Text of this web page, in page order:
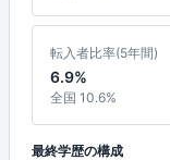
転入者比率(5年間)
6.9%
全国 10.6%
最終学歴の構成